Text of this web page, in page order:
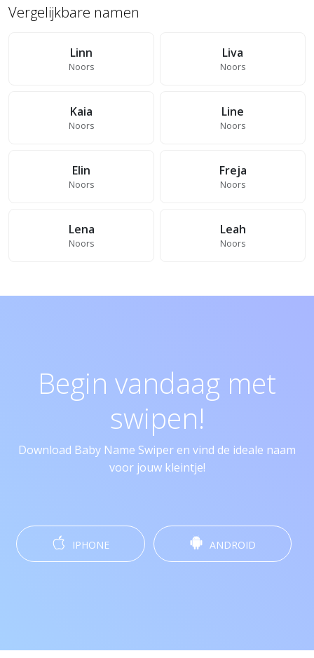
Vergelijkbare namen
Linn
Noors
Liva
Noors
Kaia
Noors
Line
Noors
Elin
Noors
Freja
Noors
Lena
Noors
Leah
Noors
Begin vandaag met
swipen!
Download Baby Name Swiper en vind de ideale naam
voor jouw kleintje!
IPHONE ANDROID